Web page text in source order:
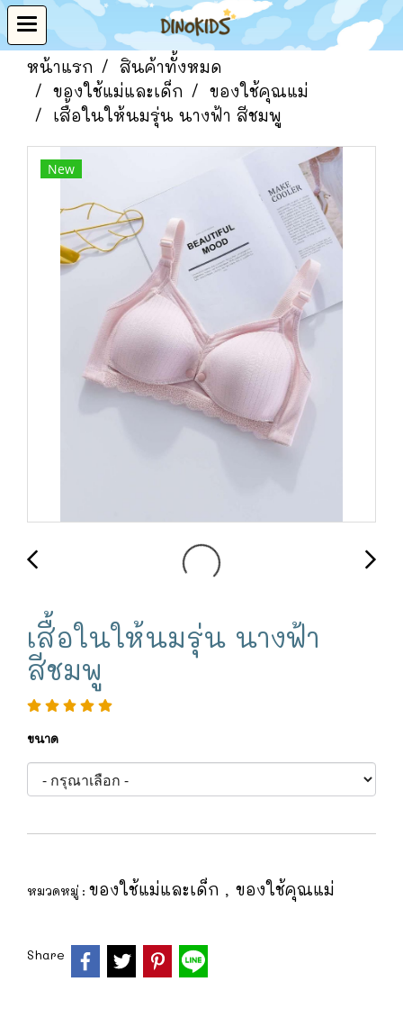
หน้าแรก
สินค้าทั้งหมด
ของใช้แม่และเด็ก
ของใช้คุณแม่
เสื้อในให้นมรุ่น นางฟ้า สีชมพู
New
เสื้อในให้นมรุ่น นางฟ้า
สีชมพู
ขนาด
หมวดหมู่ : ของใช้แม่และเด็ก , ของใช้คุณแม่
Share